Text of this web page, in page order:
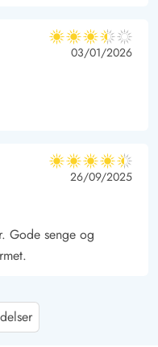
3.5 ud af 5
3.5 ud af 5
3.5 out of 5
03/01/2026
4.5 ud af 5
4.5 ud af 5
4.5 out of 5
26/09/2025
Gode senge og